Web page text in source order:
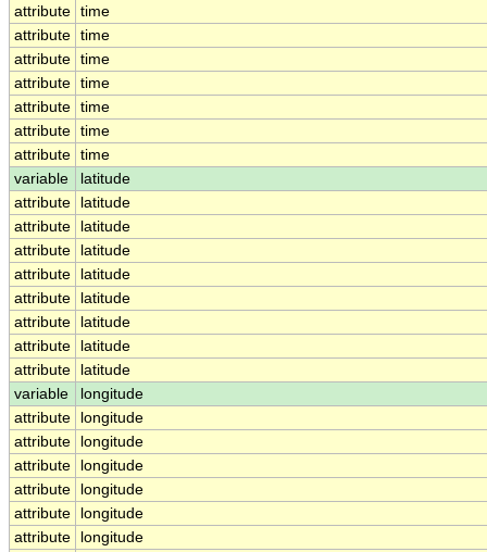
attribute time
attribute time
attribute time
attribute time
attribute time
attribute time
attribute time
variable
latitude
attribute
latitude
attribute
latitude
attribute
latitude
attribute
latitude
attribute
latitude
attribute
latitude
attribute
latitude
attribute
latitude
variable
longitude
attribute
longitude
attribute
longitude
attribute
longitude
attribute
longitude
attribute
longitude
attribute
longitude